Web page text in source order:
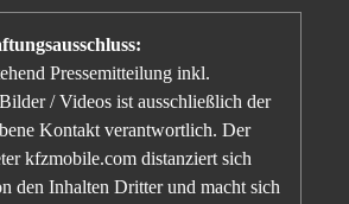
Pressemitteilung inkl.
/ Videos ist ausschließlich der
Kontakt verantwortlich. Der
kfzmobile.com distanziert sich
den Inhalten Dritter und macht sich